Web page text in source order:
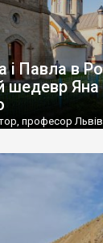
і Павла в
шедевр Яна
професор
перебудови.
споруд.
споруд.
Божої, Святого